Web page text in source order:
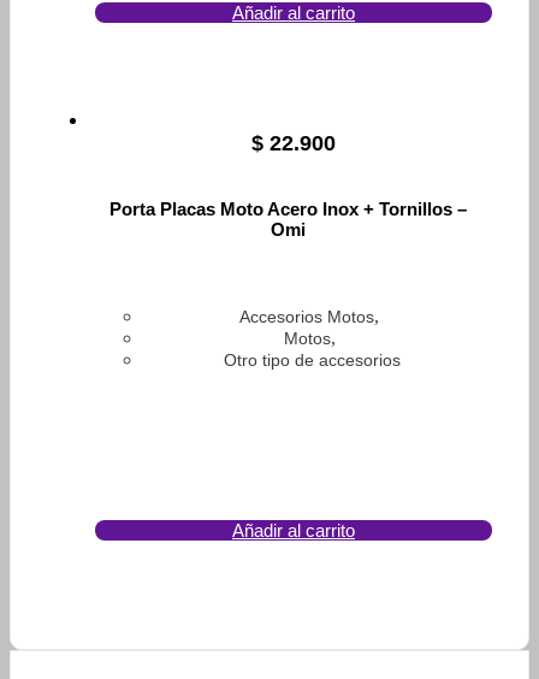
Añadir al carrito
$ 22.900
Porta Placas Moto Acero Inox + Tornillos –
Omi
Accesorios Motos,
Motos,
Otro tipo de accesorios
Añadir al carrito